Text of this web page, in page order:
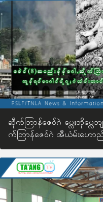
ဆီုက်ဘြာန်ဇေဝ်ဂဲ ပ္လေႈဘိုပ္လေဘ
က်ဘြာန်ဇေဝ်ဂဲ အီယံမ်းဟောည်